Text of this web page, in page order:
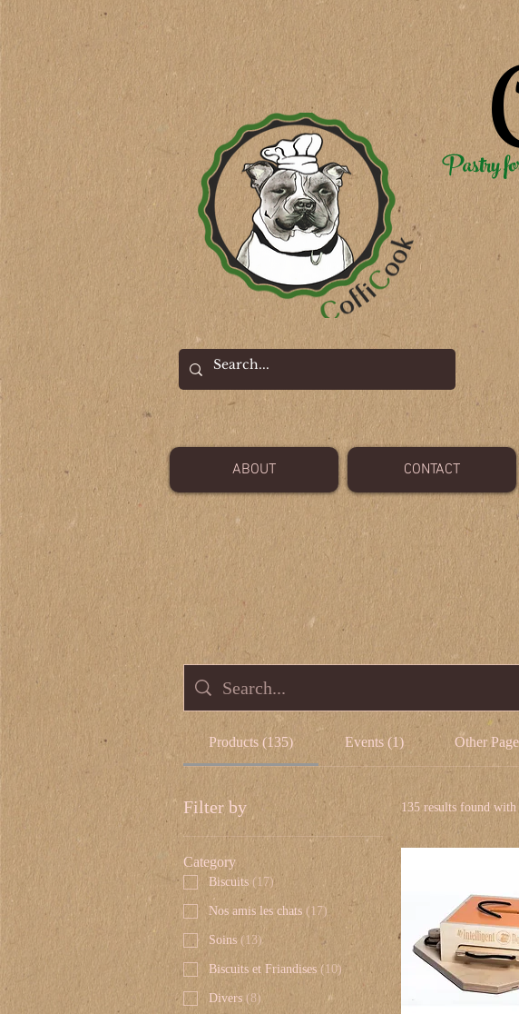
Pastry
ABOUT CONTACT
Products (135) Events (1) Other
Filter by
Category
Biscuits ( 17)
Nos amis les chats (17)
Soins ( 13)
Biscuits et Friandises (10)
Divers (8)
135 results found with